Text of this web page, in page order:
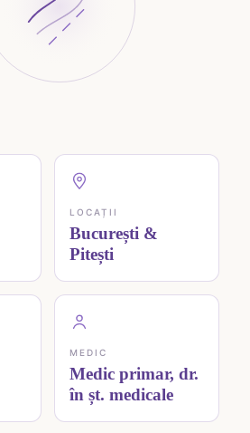
LOCAȚII
București &
Pitești
MEDIC
Medic primar, dr.
în șt. medicale